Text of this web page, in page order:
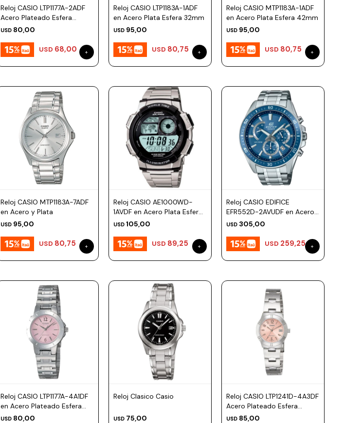
Reloj CASIO LTP1177A-2ADF
Acero Plateado Esfera
25mm
USD 80,00
USD 68,00
Reloj CASIO LTP1183A-1ADF
en Acero Plata Esfera 32mm
USD 95,00
USD 80,75
Reloj CASIO MTP1183A-1ADF
en Acero Plata Esfera 42mm
USD 95,00
USD 80,75
Reloj CASIO MTP1183A-7ADF
en Acero y Plata
USD 95,00
USD 80,75
Reloj CASIO AE1000WD-
1AVDF en Acero Plata Esfera
48mm
USD 105,00
USD 89,25
Reloj CASIO EDIFICE
EFR552D-2AVUDF en Acero
Plateado Esfera 47mm
USD 305,00
USD 259,25
Reloj CASIO LTP1177A-4A1DF
en Acero Plateado Esfera
25mm
USD 80,00
Reloj Clasico Casio
USD 75,00
Reloj CASIO LTP1241D-4A3DF
Acero Plateado Esfera
28mm
USD 85,00